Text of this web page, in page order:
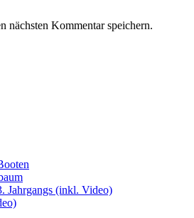
nächsten Kommentar speichern.
Jahrgangs (inkl. Video)